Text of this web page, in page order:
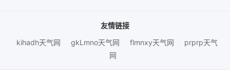
友情链接
kihadh天气网
gkLmno天气网 flmnxy天气网
prprp天气
网